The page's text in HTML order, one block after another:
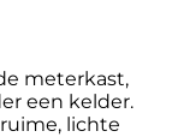
meterkast,
een kelder.
lichte